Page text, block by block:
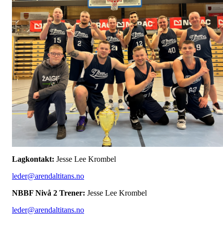
Lagkontakt: Jesse Lee Krombel
leder@arendaltitans.no
NBBF Nivå 2 Trener: Jesse Lee Krombel
leder@arendaltitans.no